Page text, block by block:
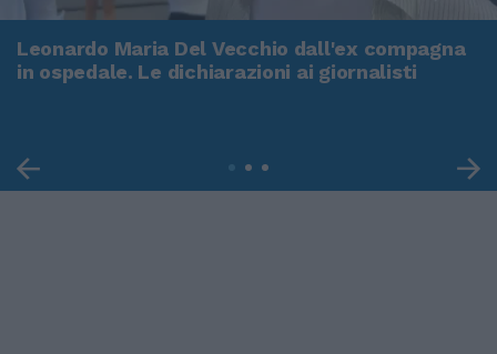
Leonardo Maria Del Vecchio dall'ex compagna
in ospedale. Le dichiarazioni ai giornalisti